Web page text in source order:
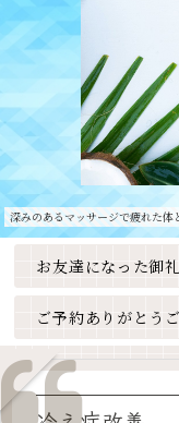
深みのあるマッサージで疲れた